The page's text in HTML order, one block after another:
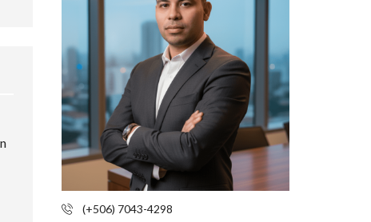
O
N
S
N
M
O
L
(+506) 7043-4298